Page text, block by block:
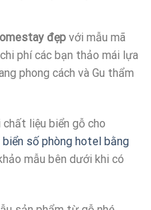
đẹp với mẫu mã
phí các bạn thảo mái lựa
phong cách và Gu thẩm
liệu biển gỗ cho
biển số phòng hotel bằng
mẫu bên dưới khi có